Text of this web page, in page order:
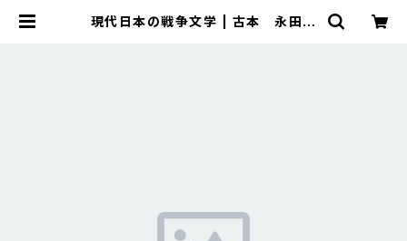
現代日本の戦争文学 | 古本 永田書